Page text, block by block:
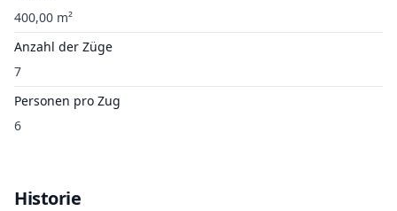
400,00 m²
Anzahl der Züge
7
Personen pro Zug
6
Historie